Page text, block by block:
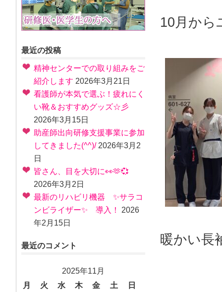
10月から
暖かい長
最近の投稿
精神センターでの取り組みをご
紹介します 2026年3月21日
看護師が本気で選ぶ！疲れにく
い靴＆おすすめグッズ☆彡
2026年3月15日
助産師出向研修支援事業に参加
してきました(^^)/ 2026年3月2
日
皆さん、目を大切に👀🫶💞
2026年3月2日
最新のリハビリ機器 ✨サラコ
ンビライザー✨ 導入！
2026
年2月15日
最近のコメント
2025年11月
月
火 水 木 金 土
日